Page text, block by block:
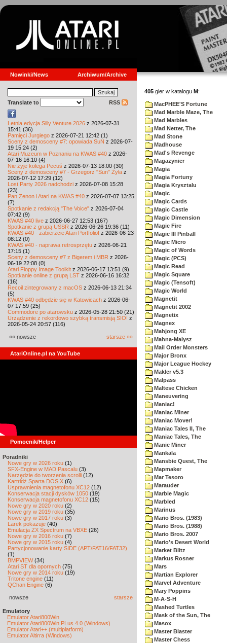
Nowinki/News Archiwum/Archive
Translate to RSS
Letnia edycja Silly Venture 2026 z 2026-07-31
15:41 (36)
Pamięci Jurgiego z 2026-07-21 12:42 (1)
Sceny z demosceny #7: opowiada SuN z 2026-07-
19 15:24 (2)
Atari Muzeum w Poznaniu na KWAS #40 z 2026-
07-16 16:10 (4)
Nie żyje kolega Pecuś z 2026-07-13 18:00 (30)
Sceny z demosceny #7 - Grzegorz "Sun" Żyła z
2026-07-12 17:29 (12)
Lost Party 2026 nadchodzi z 2026-07-08 15:28
(23)
Pan Zenon i Atari na KWAS #40 z 2026-07-07 13:25
(7)
Spotkanie z redakcją "The Voice" z 2026-07-04
07:42 (9)
KWAS #40 live z 2026-06-27 12:53 (167)
Spotkanie z grupą USSR z 2026-06-26 19:36 (11)
KWAS #40 - zabierzcie Atari Portfolio! z 2026-06-23
08:12 (0)
KWAS #40 - naprawa retrosprzętu z 2026-06-21
17:15 (1)
Sceny z demosceny #7 z Bigerem i MBR z 2026-
06-19 22:08 (0)
Atari Floppy Image Toolkit z 2026-06-17 13:51 (9)
Spotkanie online z grupą LST z 2026-06-16 16:32
(16)
Recoil zintegrowany z macOS z 2026-06-13 21:34
(5)
KWAS #40 odbędzie się w Katowicach z 2026-06-
07 17:59 (25)
Commodore po atarowsku z 2026-05-28 21:50 (21)
Urządzenie z rekordowo szybką transmisją SIO! z
2026-05-24 20:57 (116)
«« nowsze starsze »»
AtariOnline.pl na YouTube
Pomocnik/Helper
Poradniki
Nowe gry w 2026 roku (1)
SFX-Engine w MAD Pascalu (3)
Narzędzie do tworzenia scrolli (12)
Kartridż Sparta DOS X (6)
Usprawnienia magnetofonu XC12 (12)
Konserwacja stacji dysków 1050 (19)
Konserwacja magnetofonu XC12 (15)
Nowe gry w 2020 roku (2)
Nowe gry w 2019 roku (35)
Nowe gry w 2017 roku (3)
Larek pokazuje (40)
Emulacja ZX Spectrum na VBXE (26)
Nowe gry w 2016 roku (7)
Nowe gry w 2015 roku (4)
Partycjonowanie karty SIDE (APT/FAT16/FAT32)
(1)
BMPVIEW(34)
Atari ST dla opornych (75)
Nowe gry w 2014 roku (19)
Tritone engine (11)
QChan Engine (6)
nowsze starsze
Emulatory
Emulator Atari800Win
Emulator Atari800Win PLus 4.0 (Windows)
Emulator Atari++ (multiplatform)
Emulator Altirra (Windows)
405 gier w katalogu M:
MacPHEE'S Fortune
Mad Marble Maze, The
Mad Marbles
Mad Netter, The
Mad Stone
Madhouse
Mad's Revenge
Magazynier
Magia
Magia Fortuny
Magia Krysztalu
Magic
Magic Cards
Magic Castle
Magic Dimension
Magic Fire
Magic III Pinball
Magic Micro
Magic of Words
Magic (PCS)
Magic Read
Magic Square
Magic (Tensoft)
Magic World
Magnetit
Magnetit 2002
Magnetix
Magnex
Mahjong XE
Mahna-Malysz
Mail Order Monsters
Major Bronx
Major League Hockey
Makler v5.3
Malpass
Maltese Chicken
Maneuvering
Maniac!
Maniac Miner
Maniac Mover!
Maniac Tales II, The
Maniac Tales, The
Manic Miner
Mankala
Mansbie Quest, The
Mapmaker
Mar Tesoro
Marauder
Marble Magic
Marbled
Marinus
Mario Bros. (1983)
Mario Bros. (1988)
Mario Bros. 2007
Mario's Desert World
Market Blitz
Markus Rosner
Mars
Martian Explorer
Marvel Adventure
Mary Poppins
M-A-S-H
Mashed Turtles
Mask of the Sun, The
Masox
Master Blaster
Master Chess